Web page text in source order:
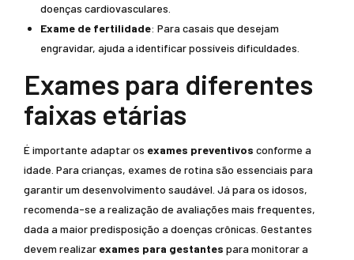
doenças cardiovasculares.
Exame de fertilidade: Para casais que desejam
engravidar, ajuda a identificar possíveis dificuldades.
Exames para diferentes
faixas etárias
É importante adaptar os exames preventivos conforme a
idade. Para crianças, exames de rotina são essenciais para
garantir um desenvolvimento saudável. Já para os idosos,
recomenda-se a realização de avaliações mais frequentes,
dada a maior predisposição a doenças crônicas. Gestantes
devem realizar exames para gestantes para monitorar a